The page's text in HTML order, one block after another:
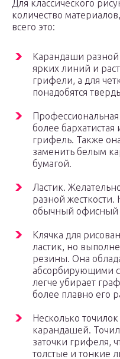
Для классического
количество
всего это:
Карандаши разной
ярких линий и
грифели, а для
понадобятся
более
грифель. Также
заменить белым
бумагой.
Ластик.
разной жесткости.
обычный офисный
Клячка для
ластик, но
резины. Она
абсорбирующими
легче убирает
более плавно его
Несколько
карандашей.
заточки грифеля,
толстые и тонкие